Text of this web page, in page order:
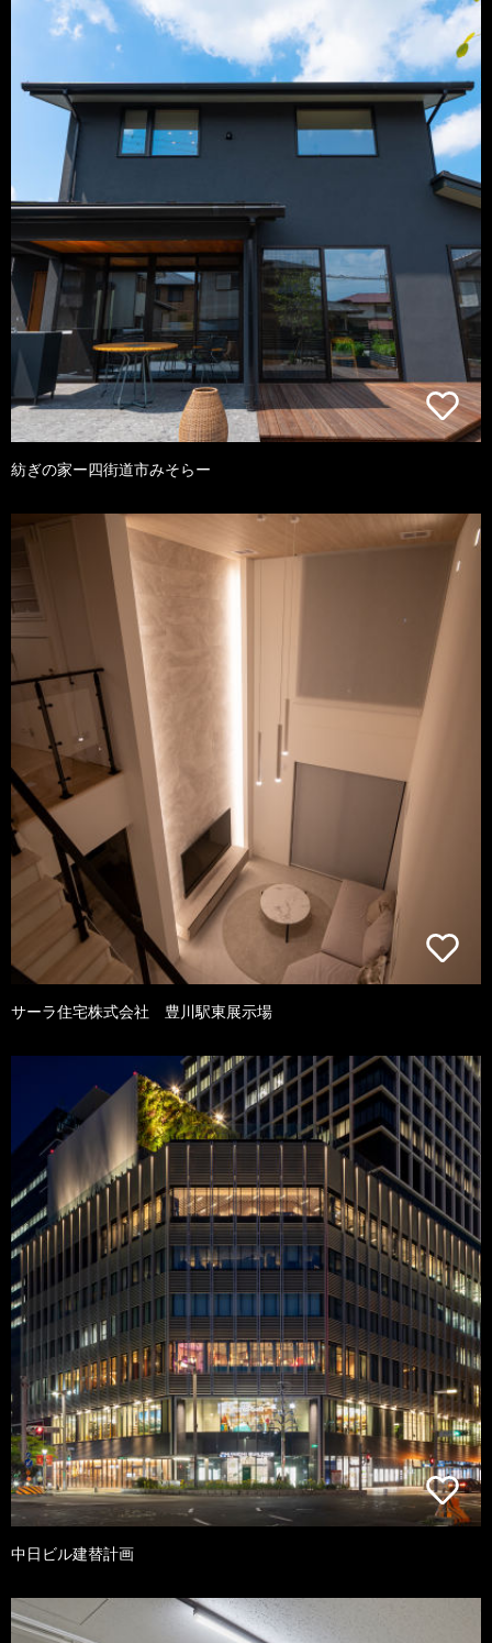
紡ぎの家ー四街道市みそらー
サーラ住宅株式会社 豊川駅東展示場
中日ビル建替計画